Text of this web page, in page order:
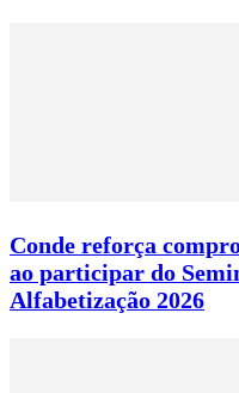
Conde reforça
ao participar do
Alfabetização 2026